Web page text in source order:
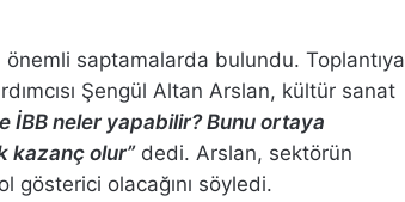
saptamalarda bulundu. Toplantıya
Şengül Altan Arslan, kültür sanat
İBB neler yapabilir? Bunu ortaya
kazanç olur” dedi. Arslan, sektörün
gösterici olacağını söyledi.